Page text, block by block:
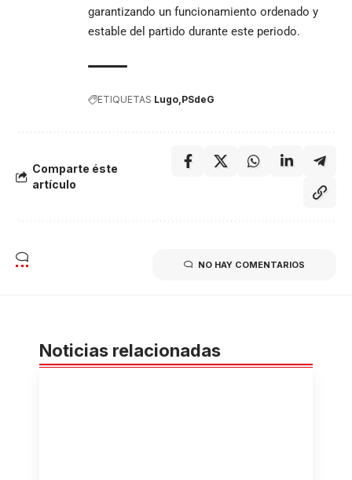
garantizando un funcionamiento ordenado y
estable del partido durante este periodo.
ETIQUETAS Lugo PSdeG
Comparte éste
artículo
NO HAY COMENTARIOS
Noticias relacionadas